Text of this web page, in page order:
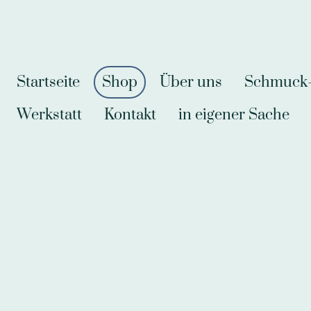
Startseite Shop Über uns
Werkstatt
Kontakt in eigener Sache